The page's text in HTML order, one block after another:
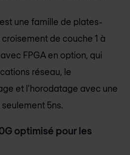
une famille de plates-
de couche 1 à
FPGA en option, qui
réseau, le
et l'horodatage avec une
5ns.
optimisé pour les